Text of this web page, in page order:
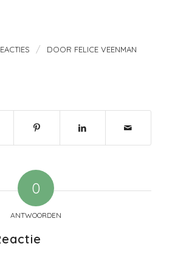
/ DOOR FELICE VEENMAN
0
ANTWOORDEN